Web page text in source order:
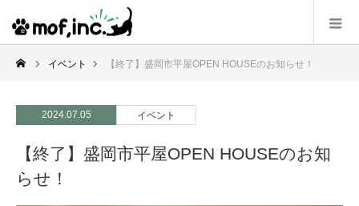
イベント 【終了】盛岡市平屋OPEN HOUSEのお知らせ！
2024.07.05 イベント
【終了】盛岡市平屋OPEN HOUSEのお知
らせ！